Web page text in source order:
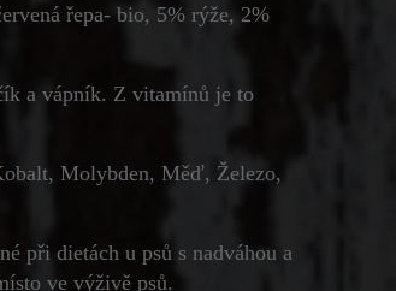
řepa- bio, 5% rýže, 2%
a vápník. Z vitamínů je to
Molybden, Měď, Železo,
při dietách u psů s nadváhou a
ve výživě psů.